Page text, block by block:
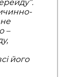
не
–
його